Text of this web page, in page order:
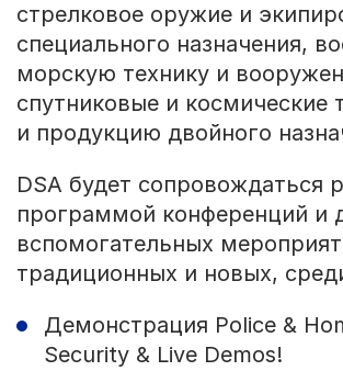
стрелковое оружие и
специального назначения,
морскую технику и
спутниковые и космические
и продукцию двойного
DSA будет сопровождаться
программой конференций и
вспомогательных
традиционных и новых,
Демонстрация Police &
Security & Live Demos!